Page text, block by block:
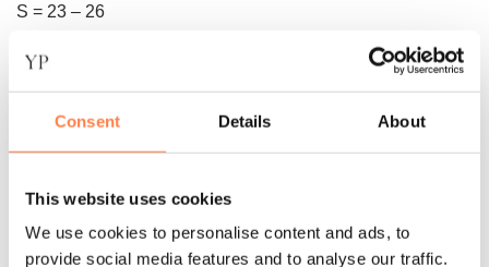
Consent Details About
This website uses cookies
We use cookies to personalise content and ads, to
provide social media features and to analyse our traffic.
S = 23 – 26